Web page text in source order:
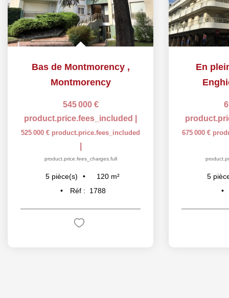
Bas de Montmorency ,
Montmorency
545 000 €
product.price.fees_included
525 000 € product.price.fees_included
product.price.fees_charges.full
5 pièce(s) 120 m²
Réf :
1788
En
675 000 €
5